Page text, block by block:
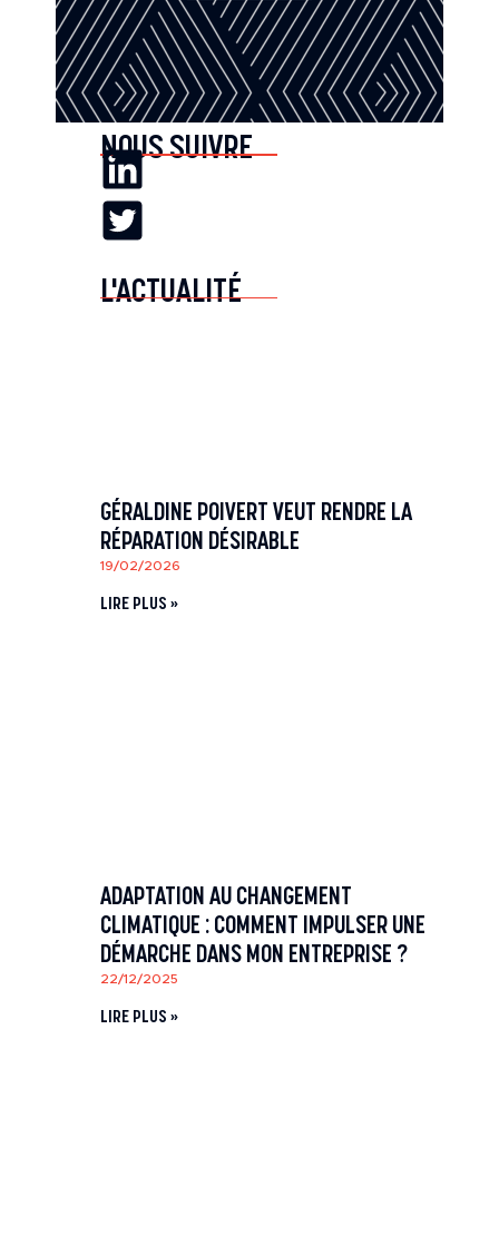
NOUS SUIVRE
L'ACTUALITÉ
GÉRALDINE POIVERT VEUT RENDRE LA
RÉPARATION DÉSIRABLE
19/02/2026
LIRE PLUS »
ADAPTATION AU CHANGEMENT
CLIMATIQUE : COMMENT IMPULSER UNE
DÉMARCHE DANS MON ENTREPRISE ?
22/12/2025
LIRE PLUS »